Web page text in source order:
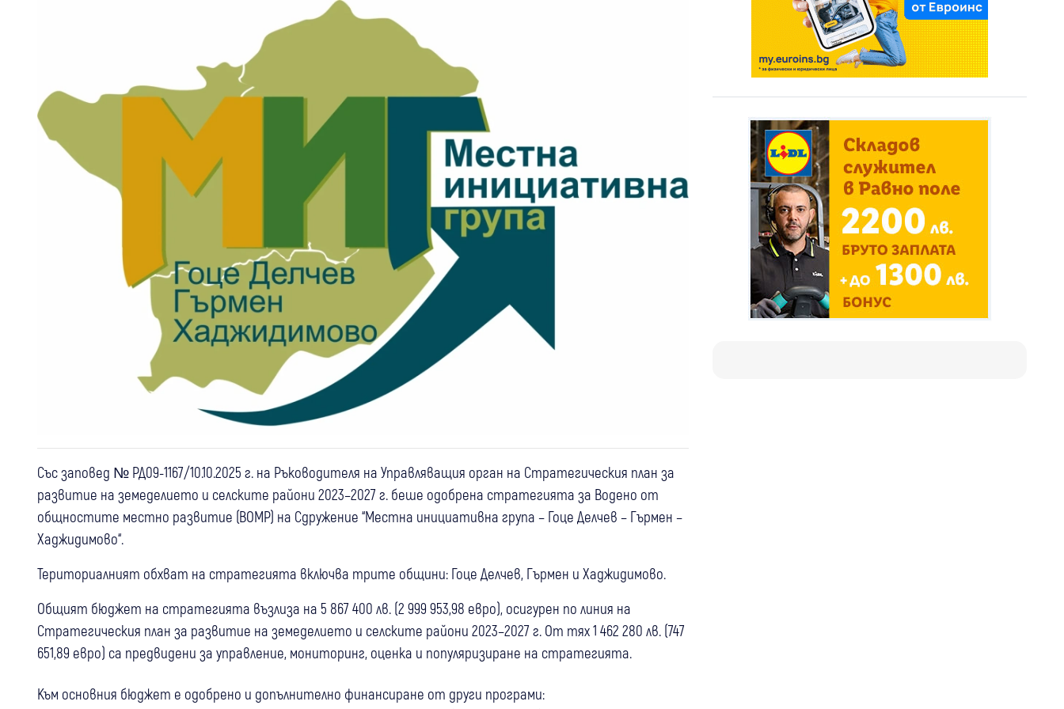
Със заповед № РД09-1167/10.10.2025 г. на Ръководителя на Управляващия орган на Стратегическия план за
развитие на земеделието и селските райони 2023–2027 г. беше одобрена стратегията за Водено от
общностите местно развитие (ВОМР) на Сдружение “Местна инициативна група – Гоце Делчев – Гърмен –
Хаджидимово“.
Териториалният обхват на стратегията включва трите общини: Гоце Делчев, Гърмен и Хаджидимово.
Общият бюджет на стратегията възлиза на 5 867 400 лв. (2 999 953,98 евро), осигурен по линия на
Стратегическия план за развитие на земеделието и селските райони 2023–2027 г. От тях 1 462 280 лв. (747
651,89 евро) са предвидени за управление, мониторинг, оценка и популяризиране на стратегията.
Към основния бюджет е одобрено и допълнително финансиране от други програми: